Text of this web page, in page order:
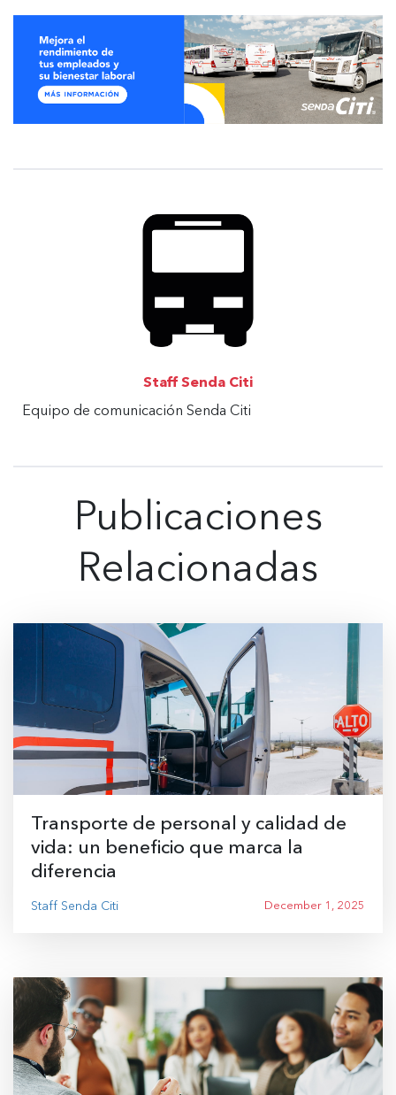
Staff Senda Citi
Equipo de comunicación Senda Citi
Publicaciones
Relacionadas
Transporte de personal y calidad de
vida: un beneficio que marca la
diferencia
Staff Senda Citi December 1, 2025